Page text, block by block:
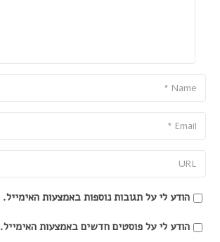
Name
Email
הודע לי על תגובות נוספות באמצעות האימייל.
הודע לי על פוסטים חדשים באמצעות האימייל.